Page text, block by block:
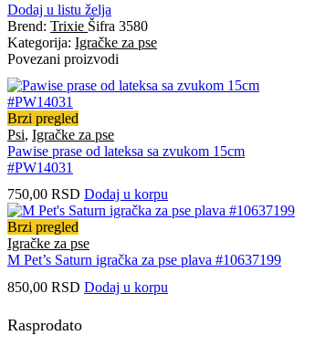
Dodaj u listu želja
Brend: Trixie Šifra 3580
Kategorija: Igračke za pse
Povezani proizvodi
Brzi pregled
Psi, Igračke za pse
Pawise prase od lateksa sa zvukom 15cm
#PW14031
750,00 RSD Dodaj u korpu
Brzi pregled
Igračke za pse
M Pet’s Saturn igračka za pse plava #10637199
850,00 RSD Dodaj u korpu
Rasprodato